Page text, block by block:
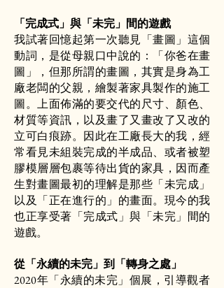
「完成式」與「未完」間的遊戲
我試著回憶起第一次聽見「畫圖」這個
動詞，是從母親口中說的：「你爸在畫
圖」，但那所謂的畫圖，其實是身為工
廠老闆的父親，繪製著家具製作的施工
圖。上面佈滿的要交代的尺寸、顏色、
材質等資訊，以及畫了又畫改了又改的
立可白痕跡。因此在工廠長大的我，經
常看見未組裝完成的半成品、或者被塑
膠模層層包裹等待出貨的家具，因而產
生對畫圖最初的理解是那些「未完成」
以及「正在進行的」的畫面。現今的我
也正享受著「完成式」與「未完」間的
遊戲。
從「永續的未完」到「轉身之處」
2020年「永續的未完」個展，引導觀者